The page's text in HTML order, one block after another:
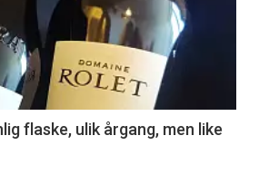
flaske, ulik årgang, men like